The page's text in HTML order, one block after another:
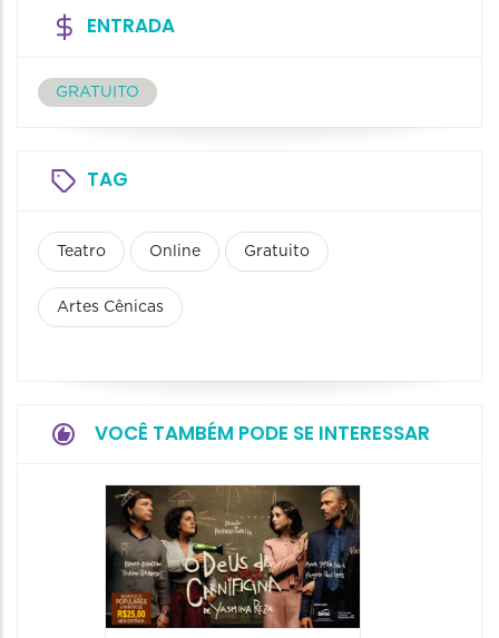
ENTRADA
GRATUITO
TAG
Teatro Online Gratuito
Artes Cênicas
VOCÊ TAMBÉM PODE SE INTERESSAR